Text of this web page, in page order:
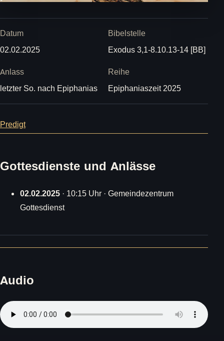
Datum
02.02.2025
Bibelstelle
Exodus 3,1-8.10.13-14 [BB]
Anlass
letzter So. nach Epiphanias
Reihe
Epiphaniaszeit 2025
Predigt
Gottesdienste und Anlässe
02.02.2025 · 10:15 Uhr · Gemeindezentrum
Gottesdienst
Audio